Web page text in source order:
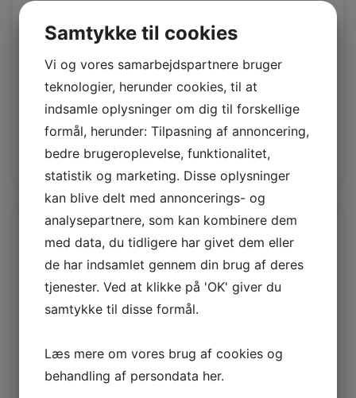
Rio Castle
Rio 1,4/1,6mm
Log ind / Ny kunde
Samtykke til cookies
Vi og vores samarbejdspartnere bruger
teknologier, herunder cookies, til at
indsamle oplysninger om dig til forskellige
formål, herunder: Tilpasning af annoncering,
bedre brugeroplevelse, funktionalitet,
statistik og marketing. Disse oplysninger
kan blive delt med annoncerings- og
analysepartnere, som kan kombinere dem
med data, du tidligere har givet dem eller
de har indsamlet gennem din brug af deres
tjenester. Ved at klikke på 'OK' giver du
samtykke til disse formål.
Læs mere om vores brug af cookies og
behandling af persondata her.